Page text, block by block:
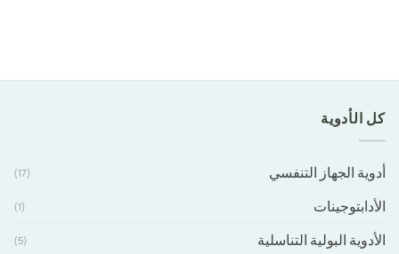
كل الأدوية
أدوية الجهاز التنفسي (17)
الأدابتوجينات (1)
الأدوية البولية التناسلية (5)